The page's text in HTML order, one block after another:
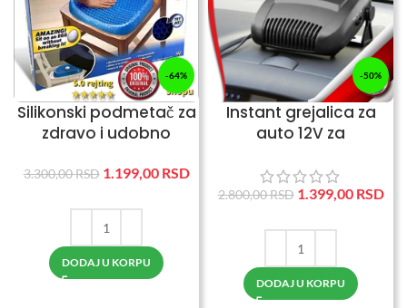
-64%
Silikonski podmetač za
zdravo i udobno
3.300,00RSD 1.199,00 RSD
DODAJ U KORPU
-50%
Instant grejalica za
auto 12V za
odmrzavanje stakla
2.800,00RSD 1.399,00 RSD
DODAJ U KORPU